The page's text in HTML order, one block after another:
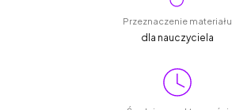
Przeznaczenie materiału
dla nauczyciela